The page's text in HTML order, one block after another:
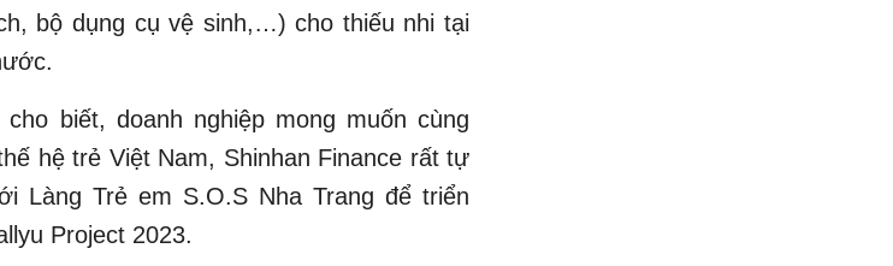
bộ dụng cụ vệ sinh,…) cho thiếu nhi tại
biết, doanh nghiệp mong muốn cùng
hệ trẻ Việt Nam, Shinhan Finance rất tự
Làng Trẻ em S.O.S Nha Trang để triển
Project 2023.